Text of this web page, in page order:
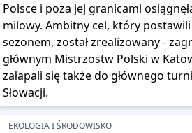
Polsce i poza jej granicami
milowy. Ambitny cel, który
sezonem, został zrealizowany -
głównym Mistrzostw Polski w
załapali się także do głównego
Słowacji.
EKOLOGIA I ŚRODOWISKO